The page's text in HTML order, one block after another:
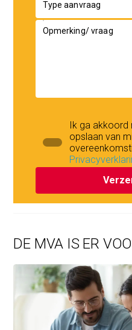
Bestemming:
Bedrijfs-/opslagdoeleinden.
Koopovereenkomst:
De koopovereenkomst zal
Notaris:
Notaris keuze aan de koper.
In overleg, kan spoedig of
Alle door ons verstrekte
Ondanks de zorg die wij
hebben, aanvaarden wij
schade als gevolg van
Type aanvraag
Opmerking/ vraag
Ik ga
opslaan van
DE MVA IS ER